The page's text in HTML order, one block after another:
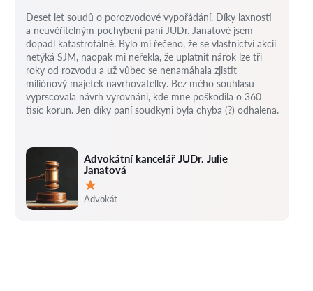
Advokátní kancelář JUDr. Julie
Janatová
Hodnocení:
Advokát
Deset let soudů o porozvodové vypořádání. Díky laxnosti
a neuvěřitelným pochybení paní JUDr. Janatové jsem
dopadl katastrofálně. Bylo mi řečeno, že se vlastnictví akcií
netýká SJM, naopak mi neřekla, že uplatnit nárok lze tři
roky od rozvodu a už vůbec se nenamáhala zjistit
miliónový majetek navrhovatelky. Bez mého souhlasu
vyprscovala návrh vyrovnáni, kde mne poškodila o 360
tisíc korun. Jen díky paní soudkyni byla chyba (?) odhalena.